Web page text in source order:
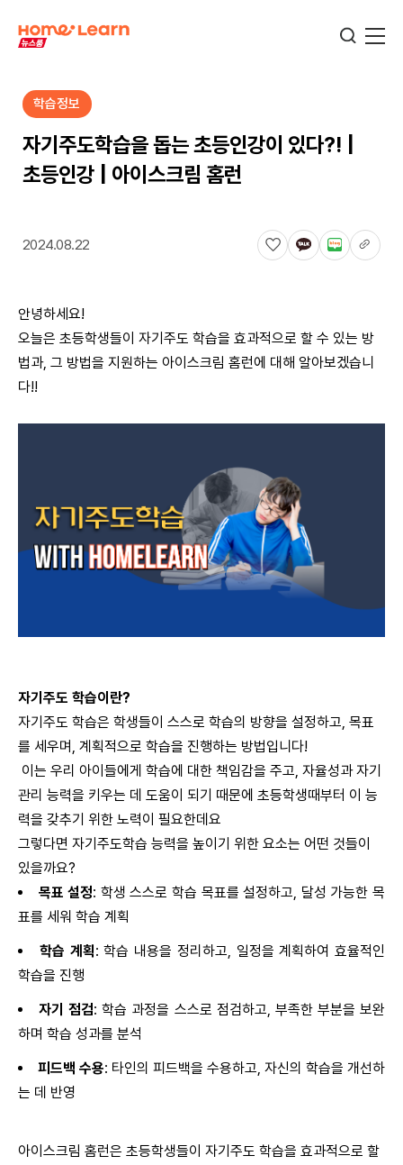
기업뉴스
서비스뉴스
교육정보
학습정보
학습정보
자기주도학습을 돕는 초등인강이 있다?! |
초등인강 | 아이스크림 홈런
2024.08.22
안녕하세요!
오늘은 초등학생들이 자기주도 학습을 효과적으로 할 수 있는 방
법과, 그 방법을 지원하는 아이스크림 홈런에 대해 알아보겠습니
다!!
자기주도 학습이란?
자기주도 학습은 학생들이 스스로 학습의 방향을 설정하고, 목표
를 세우며, 계획적으로 학습을 진행하는 방법입니다!
이는 우리 아이들에게 학습에 대한 책임감을 주고, 자율성과 자기
관리 능력을 키우는 데 도움이 되기 때문에 초등학생때부터 이 능
력을 갖추기 위한 노력이 필요한데요
그렇다면 자기주도학습 능력을 높이기 위한 요소는 어떤 것들이
있을까요?
목표 설정: 학생 스스로 학습 목표를 설정하고, 달성 가능한 목
표를 세워 학습 계획
학습 계획: 학습 내용을 정리하고, 일정을 계획하여 효율적인
학습을 진행
자기 점검: 학습 과정을 스스로 점검하고, 부족한 부분을 보완
하며 학습 성과를 분석
피드백 수용: 타인의 피드백을 수용하고, 자신의 학습을 개선하
는 데 반영
아이스크림 홈런은 초등학생들이 자기주도 학습을 효과적으로 할